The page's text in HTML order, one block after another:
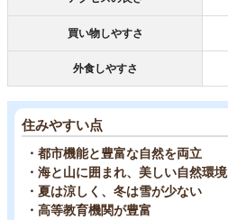
買い物しやすさ
外食しやすさ
住みやすい点
・都市機能と豊富な自然を両立
・海と山に囲まれ、美しい自然環境
・夏は涼しく、冬は雪が少ない
・高等教育機関が豊富